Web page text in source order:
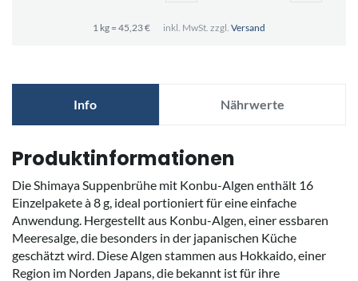
1 kg = 45,23 € inkl. MwSt. zzgl. Versand
Info Nährwerte
Produktinformationen
Die Shimaya Suppenbrühe mit Konbu-Algen enthält 16
Einzelpakete à 8 g, ideal portioniert für eine einfache
Anwendung. Hergestellt aus Konbu-Algen, einer essbaren
Meeresalge, die besonders in der japanischen Küche
geschätzt wird. Diese Algen stammen aus Hokkaido, einer
Region im Norden Japans, die bekannt ist für ihre